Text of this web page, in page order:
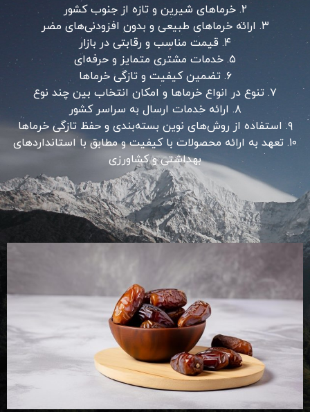
۲. خرماهای شیرین و تازه از جنوب کشور
۳. ارائه خرماهای طبیعی و بدون افزودنی‌های مضر
۴. قیمت مناسب و رقابتی در بازار
۵. خدمات مشتری متمایز و حرفه‌ای
۶. تضمین کیفیت و تازگی خرماها
۷. تنوع در انواع خرماها و امکان انتخاب بین چند نوع
۸. ارائه خدمات ارسال به سراسر کشور
۹. استفاده از روش‌های نوین بسته‌بندی و حفظ تازگی خرماها
۱۰. تعهد به ارائه محصولات با کیفیت و مطابق با استانداردهای
بهداشتی و کشاورزی